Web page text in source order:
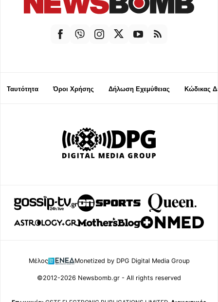
Ταυτότητα Όροι Χρήσης Δήλωση Εχεμύθειας Κώδικας
Μέλος Monetized by DPG Digital Media Group
©2012-2026 Newsbomb.gr - All rights reserved